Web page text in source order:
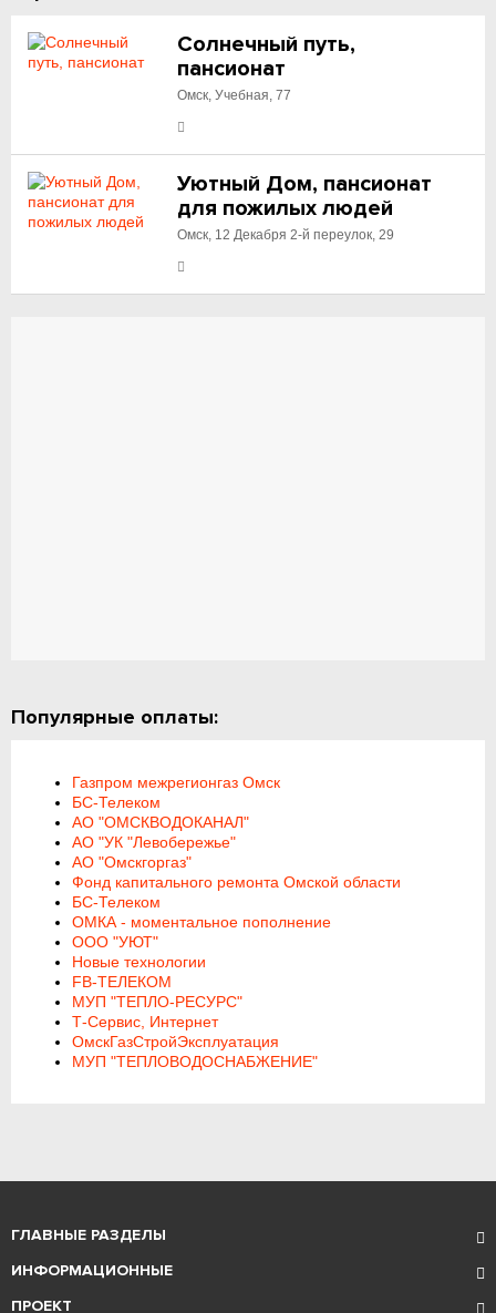
Солнечный путь,
пансионат
Омск, Учебная, 77
Уютный Дом, пансионат
для пожилых людей
Омск, 12 Декабря 2-й переулок, 29
Популярные оплаты:
Газпром межрегионгаз Омск
БС-Телеком
АО "ОМСКВОДОКАНАЛ"
АО "УК "Левобережье"
АО "Омскгоргаз"
Фонд капитального ремонта Омской области
БС-Телеком
ОМКА - моментальное пополнение
ООО "УЮТ"
Новые технологии
FB-ТЕЛЕКОМ
МУП "ТЕПЛО-РЕСУРС"
Т-Сервис, Интернет
ОмскГазСтройЭксплуатация
МУП "ТЕПЛОВОДОСНАБЖЕНИЕ"
ГЛАВНЫЕ РАЗДЕЛЫ
ИНФОРМАЦИОННЫЕ
ПРОЕКТ